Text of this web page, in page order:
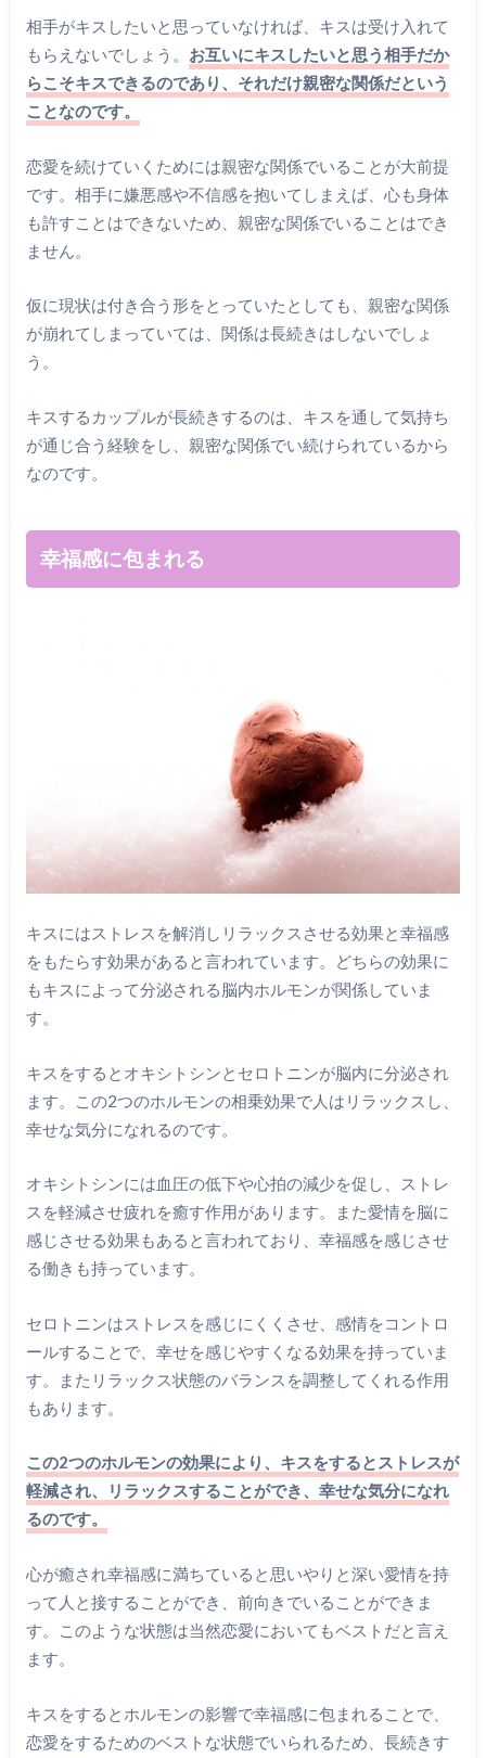
相手がキスしたいと思っていなければ、キスは受け入れて
もらえないでしょう。 お互いにキスしたいと思う相手だか
らこそキスできるのであり、それだけ親密な関係だという
ことなのです。
恋愛を続けていくためには親密な関係でいることが大前提
です。相手に嫌悪感や不信感を抱いてしまえば、心も身体
も許すことはできないため、親密な関係でいることはでき
ません。
仮に現状は付き合う形をとっていたとしても、親密な関係
が崩れてしまっていては、関係は長続きはしないでしょ
う。
キスするカップルが長続きするのは、キスを通して気持ち
が通じ合う経験をし、親密な関係でい続けられているから
なのです。
幸福感に包まれる
キスにはストレスを解消しリラックスさせる効果と幸福感
をもたらす効果があると言われています。どちらの効果に
もキスによって分泌される脳内ホルモンが関係していま
す。
キスをするとオキシトシンとセロトニンが脳内に分泌され
ます。この2つのホルモンの相乗効果で人はリラックスし、
幸せな気分になれるのです。
オキシトシンには血圧の低下や心拍の減少を促し、ストレ
スを軽減させ疲れを癒す作用があります。また愛情を脳に
感じさせる効果もあると言われており、幸福感を感じさせ
る働きも持っています。
セロトニンはストレスを感じにくくさせ、感情をコントロ
ールすることで、幸せを感じやすくなる効果を持っていま
す。またリラックス状態のバランスを調整してくれる作用
もあります。
この2つのホルモンの効果により、キスをするとストレスが
軽減され、リラックスすることができ、幸せな気分になれ
るのです。
心が癒され幸福感に満ちていると思いやりと深い愛情を持
って人と接することができ、前向きでいることができま
す。このような状態は当然恋愛においてもベストだと言え
ます。
キスをするとホルモンの影響で幸福感に包まれることで、
恋愛をするためのベストな状態でいられるため、長続きす